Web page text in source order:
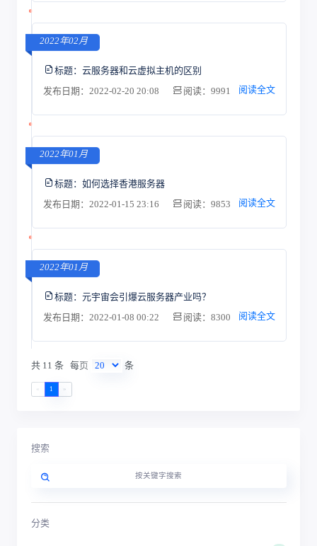
2022年02月
标题： 云服务器和云虚拟主机的区别
发布日期：2022-02-20 20:08
阅读：9991 阅读全文
2022年01月
标题： 如何选择香港服务器
发布日期：2022-01-15 23:16
阅读：9853 阅读全文
2022年01月
标题： 元宇宙会引爆云服务器产业吗？
发布日期：2022-01-08 00:22
阅读：8300 阅读全文
共 11 条 每页 条
1 »
搜索
分类